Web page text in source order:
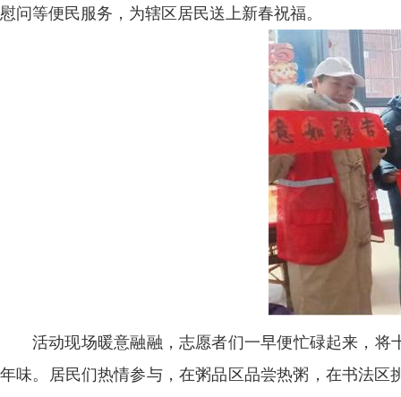
慰问等便民服务，为辖区居民送上新春祝福。
活动现场暖意融融，志愿者们一早便忙碌起来，
年味。居民们热情参与，在粥品区品尝热粥，在书法